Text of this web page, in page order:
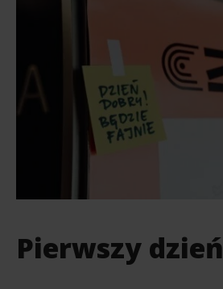
Pierwszy dzień